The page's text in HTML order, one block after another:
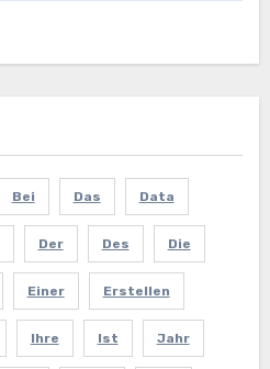
Bei Das Data
Der Des Die
Einer Erstellen
Ihre Ist Jahr